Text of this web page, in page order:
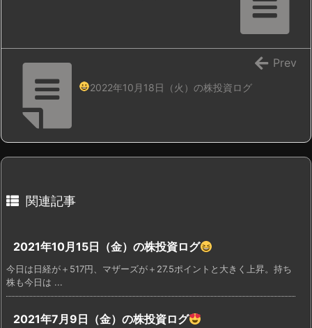
2022年10月18日（火）の株投資ログ
Prev
関連記事
2021年10月15日（金）の株投資ログ
今日は日経が＋517円、マザーズが＋27.5ポイントと大きく上昇。持ち
株も今日は ...
2021年7月9日（金）の株投資ログ